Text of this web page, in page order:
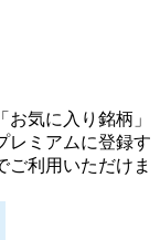
「お気に入り銘柄」
レミアムに登録す
ご利用いただけま